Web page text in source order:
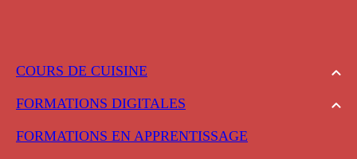
COURS DE CUISINE
FORMATIONS DIGITALES
FORMATIONS EN APPRENTISSAGE